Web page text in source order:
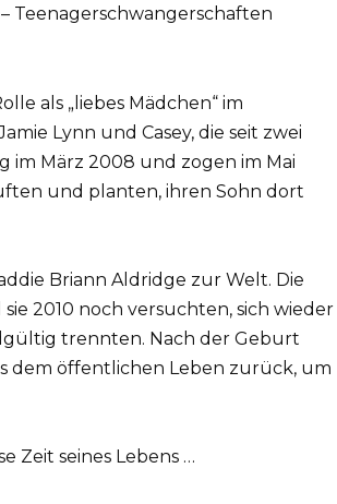
Teenagerschwangerschaften
als „liebes Mädchen“ im
Lynn und Casey, die seit zwei
im März 2008 und zogen im Mai
und planten, ihren Sohn dort
Briann Aldridge zur Welt. Die
2010 noch versuchten, sich wieder
trennten. Nach der Geburt
dem öffentlichen Leben zurück, um
Zeit seines Lebens …